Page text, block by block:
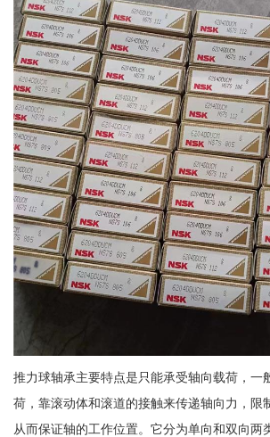
推力球轴承主要特点是只能承受轴向载荷，一
荷，靠滚动体和滚道的接触来传递轴向力，限
从而保证轴的工作位置。它分为单向和双向两